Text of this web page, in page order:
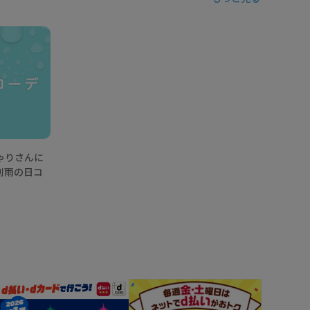
りさんに
雨の日コ